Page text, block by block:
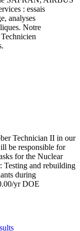
: essais
analyses
Notre
Technician II in our
be responsible for
for the Nuclear
Testing and rebuilding
during
yr DOE